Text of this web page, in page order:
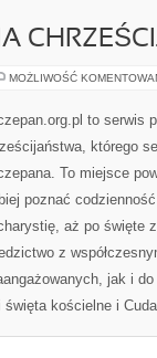
MOŻLIWOŚĆ
to serwis
którego
To miejsce
poznać
aż po święte
z
jak i
kościelne i